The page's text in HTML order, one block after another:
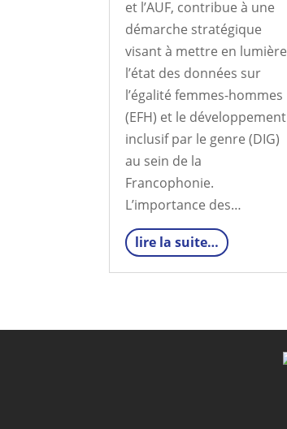
et l’AUF, contribue à une
démarche stratégique
visant à mettre en lumière
l’état des données sur
l’égalité femmes-hommes
(EFH) et le développement
inclusif par le genre (DIG)
au sein de la
Francophonie.
L’importance des…
lire la suite…